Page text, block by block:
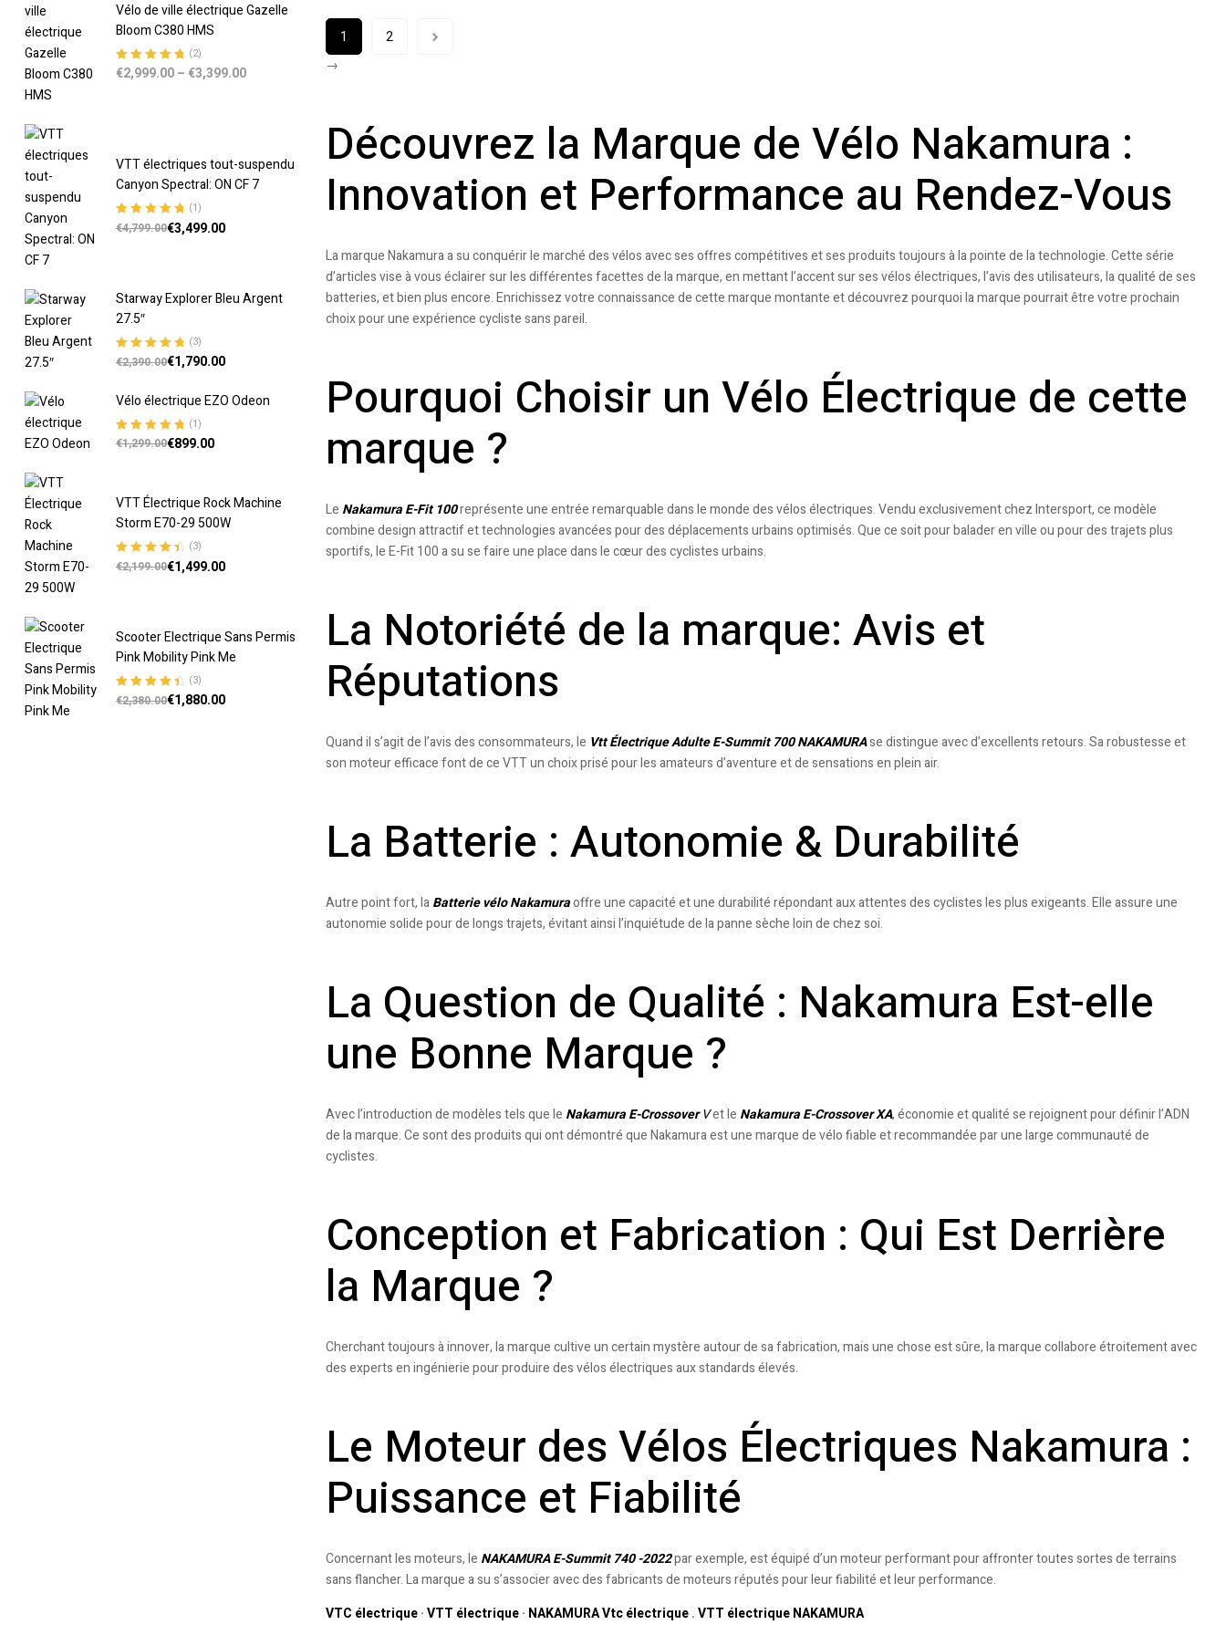
1
2
→
Découvrez la Marque de Vélo Nakamura :
Innovation et Performance au Rendez-Vous
La marque Nakamura a su conquérir le marché des vélos avec ses offres compétitives et ses produits toujours à la pointe de la technologie. Cette série
d’articles vise à vous éclairer sur les différentes facettes de la marque, en mettant l’accent sur ses vélos électriques, l’avis des utilisateurs, la qualité de ses
batteries, et bien plus encore. Enrichissez votre connaissance de cette marque montante et découvrez pourquoi la marque pourrait être votre prochain
choix pour une expérience cycliste sans pareil.
Pourquoi Choisir un Vélo Électrique de cette
marque ?
Le Nakamura E-Fit 100représente une entrée remarquable dans le monde des vélos électriques. Vendu exclusivement chez Intersport, ce modèle
combine design attractif et technologies avancées pour des déplacements urbains optimisés. Que ce soit pour balader en ville ou pour des trajets plus
sportifs, le E-Fit 100 a su se faire une place dans le cœur des cyclistes urbains.
La Notoriété de la marque: Avis et
Réputations
Quand il s’agit de l’avis des consommateurs, le Vtt Électrique Adulte E-Summit 700 NAKAMURAse distingue avec d’excellents retours. Sa robustesse et
son moteur efficace font de ce VTT un choix prisé pour les amateurs d’aventure et de sensations en plein air.
La Batterie : Autonomie & Durabilité
Autre point fort, laBatterie vélo Nakamuraoffre une capacité et une durabilité répondant aux attentes des cyclistes les plus exigeants. Elle assure une
autonomie solide pour de longs trajets, évitant ainsi l’inquiétude de la panne sèche loin de chez soi.
La Question de Qualité : Nakamura Est-elle
une Bonne Marque ?
Avec l’introduction de modèles tels que le Nakamura E-CrossoverVet le Nakamura E-Crossover XA, économie et qualité se rejoignent pour définir l’ADN
de la marque. Ce sont des produits qui ont démontré que Nakamura est une marque de vélo fiable et recommandée par une large communauté de
cyclistes.
Conception et Fabrication : Qui Est Derrière
la Marque ?
Cherchant toujours à innover, la marque cultive un certain mystère autour de sa fabrication, mais une chose est sûre, la marque collabore étroitement avec
des experts en ingénierie pour produire des vélos électriques aux standards élevés.
Le Moteur des Vélos Électriques Nakamura :
Puissance et Fiabilité
Concernant les moteurs, le NAKAMURA E-Summit 740 -2022par exemple, est équipé d’un moteur performant pour affronter toutes sortes de terrains
sans flancher. La marque a su s’associer avec des fabricants de moteurs réputés pour leur fiabilité et leur performance.
‎VTC électrique· ‎VTT électrique· ‎ NAKAMURA Vtc électrique.VTT électrique NAKAMURA
Vélo de ville électrique Gazelle
Bloom C380 HMS
Note5.00 sur
(2)
€2,999.00– €3,399.00
VTT électriques tout-suspendu
Canyon Spectral: ON CF 7
Note5.00sur
(1)
€4,799.00€3,499.00
Starway Explorer Bleu Argent
27.5″
Note5.00sur
(3)
€2,390.00€1,790.00
Vélo électrique EZO Odeon
Note5.00sur
(1)
€1,299.00€899.00
VTT Électrique Rock Machine
Storm E70-29 500W
Note4.67
(3)
€2,199.00€1,499.00
Scooter Electrique Sans Permis
Pink Mobility Pink Me
Note4.67
(3)
€2,380.00€1,880.00